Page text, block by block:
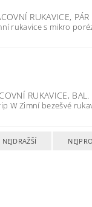
RUKAVICE, PÁR
rukavice s mikro
RUKAVICE, BAL.
W Zimní bezešvé
NEJDRAŽŠÍ